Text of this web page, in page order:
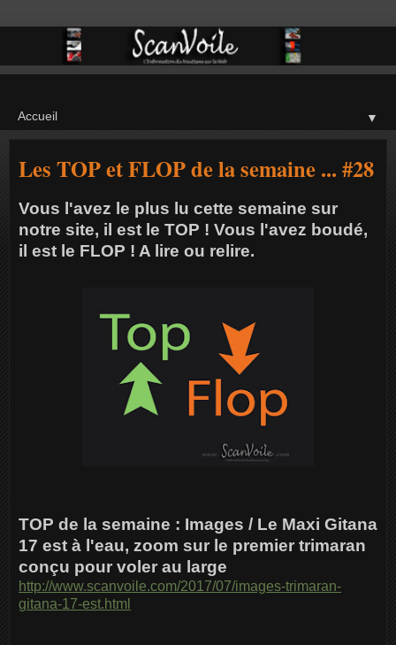
▼
Les TOP et FLOP de la semaine ... #28
Vous l'avez le plus lu cette semaine sur
notre site, il est le TOP ! Vous l'avez boudé,
il est le FLOP ! A lire ou relire.
TOP de la semaine : Images / Le Maxi Gitana
17 est à l'eau, zoom sur le premier trimaran
conçu pour voler au large
http://www.scanvoile.com/2017/07/images-trimaran-
gitana-17-est.html